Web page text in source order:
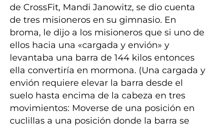
de CrossFit, Mandi Janowitz, se dio cuenta
de tres misioneros en su gimnasio. En
broma, le dijo a los misioneros que si uno de
ellos hacia una «cargada y envión» y
levantaba una barra de 144 kilos entonces
ella convertiría en mormona. (Una cargada y
envión requiere elevar la barra desde el
suelo hasta encima de la cabeza en tres
movimientos: Moverse de una posición en
cuclillas a una posición donde la barra se